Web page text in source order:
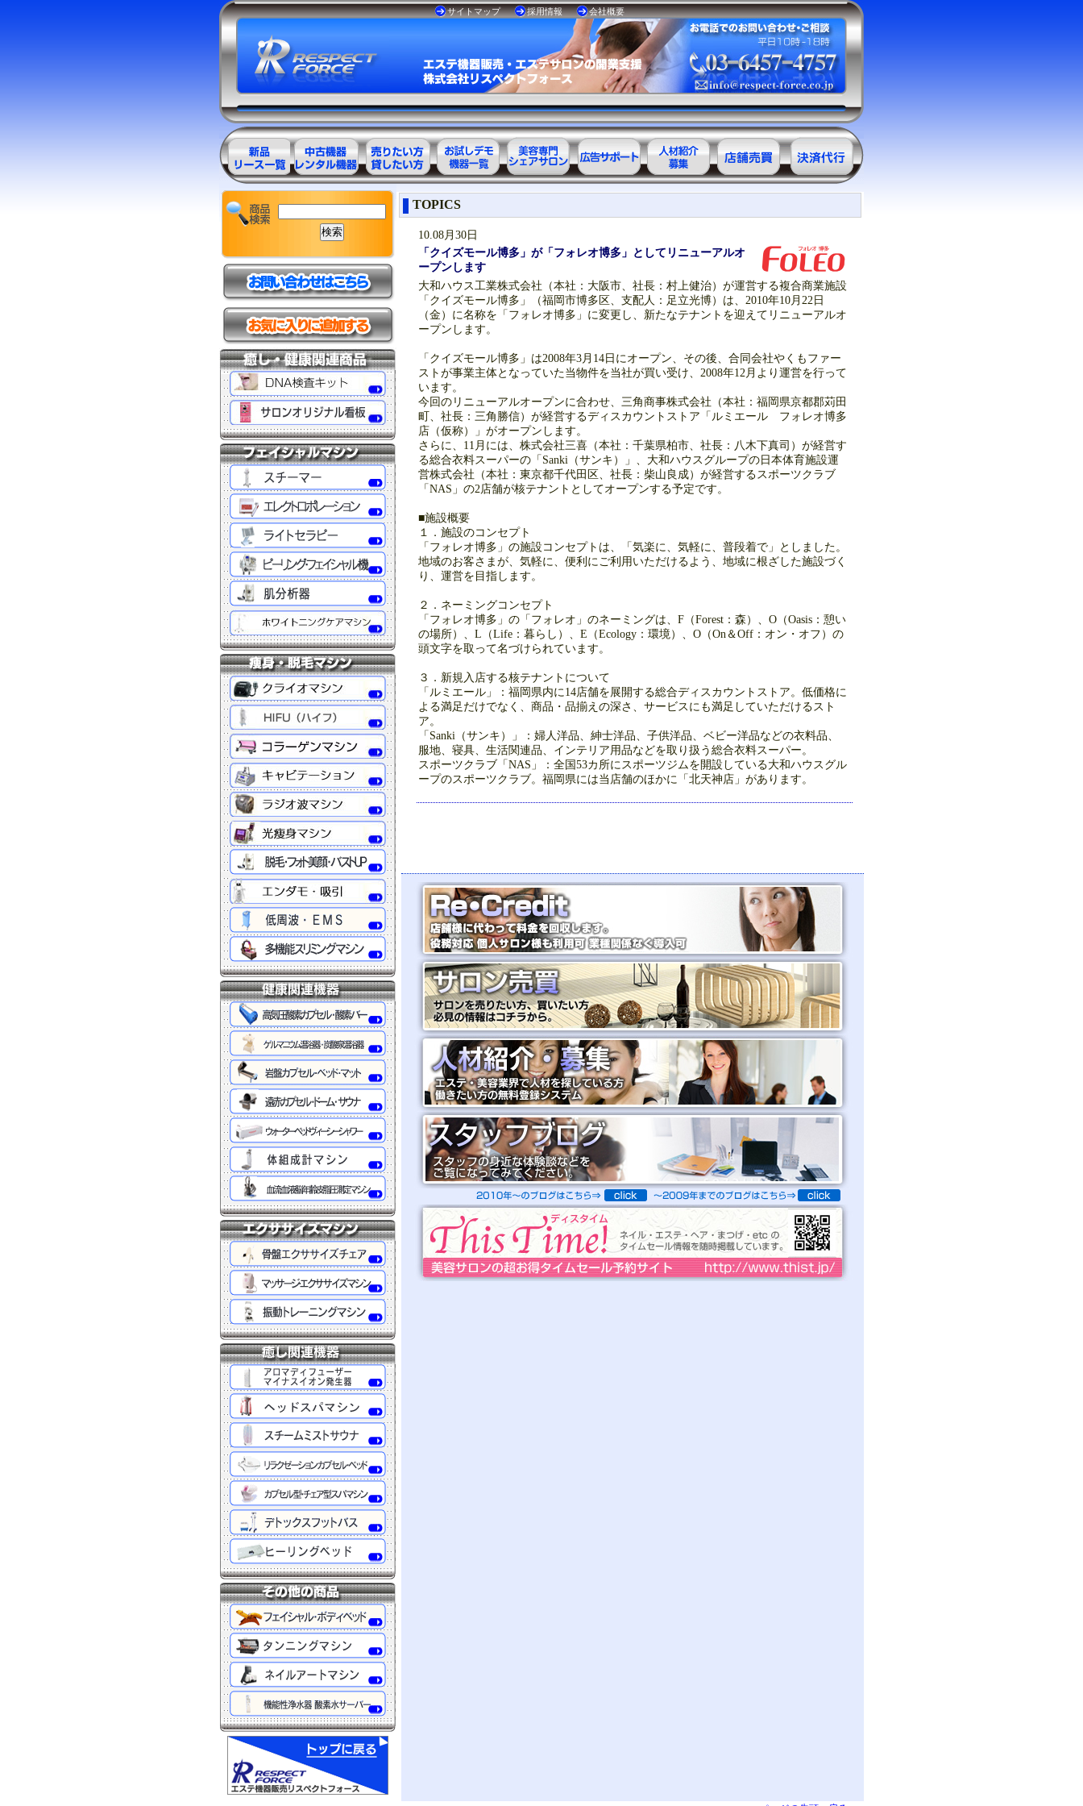
サイトマップ 採用情報 会社概要
エステ美容用
品製品一覧
エステ美容用
品アウトレッ
ト商品一覧
エステ美容用
品レンタル可
能商品一覧
お試しデモ可
能機器一覧
美容専門
美容業界の広 美容業界の人 サロン売買情 決済代行
ット
TOPICS
10.08月30日
「クイズモール博多」が「フォレオ博多」としてリニューアルオ
ープンします
大和ハウス工業株式会社（本社：大阪市、社長：村上健治）が運営する複合商業施設
「クイズモール博多」（福岡市博多区、支配人：足立光博）は、2010年10月22日
（金）に名称を「フォレオ博多」に変更し、新たなテナントを迎えてリニューアルオ
ープンします。
「クイズモール博多」は2008年3月14日にオープン、その後、合同会社やくもファー
ストが事業主体となっていた当物件を当社が買い受け、2008年12月より運営を行って
います。
今回のリニューアルオープンに合わせ、三角商事株式会社（本社：福岡県京都郡苅田
町、社長：三角勝信）が経営するディスカウントストア「ルミエール フォレオ博多
店（仮称）」がオープンします。
さらに、11月には、株式会社三喜（本社：千葉県柏市、社長：八木下真司）が経営す
る総合衣料スーパーの「Sanki（サンキ）」、大和ハウスグループの日本体育施設運
営株式会社（本社：東京都千代田区、社長：柴山良成）が経営するスポーツクラブ
「NAS」の2店舗が核テナントとしてオープンする予定です。
■施設概要
１．施設のコンセプト
「フォレオ博多」の施設コンセプトは、「気楽に、気軽に、普段着で」としました。
地域のお客さまが、気軽に、便利にご利用いただけるよう、地域に根ざした施設づく
り、運営を目指します。
２．ネーミングコンセプト
「フォレオ博多」の「フォレオ」のネーミングは、F（Forest：森）、O（Oasis：憩い
の場所）、L（Life：暮らし）、E（Ecology：環境）、O（On＆Off：オン・オフ）の
頭文字を取って名づけられています。
３．新規入店する核テナントについて
「ルミエール」：福岡県内に14店舗を展開する総合ディスカウントストア。低価格に
よる満足だけでなく、商品・品揃えの深さ、サービスにも満足していただけるスト
ア。
「Sanki（サンキ）」：婦人洋品、紳士洋品、子供洋品、ベビー洋品などの衣料品、
服地、寝具、生活関連品、インテリア用品などを取り扱う総合衣料スーパー。
スポーツクラブ「NAS」：全国53カ所にスポーツジムを開設している大和ハウスグル
ープのスポーツクラブ。福岡県には当店舗のほかに「北天神店」があります。